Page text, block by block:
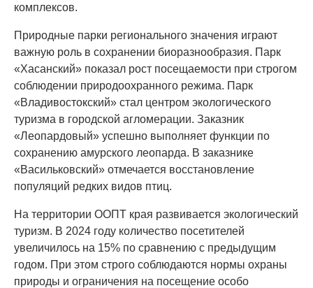
комплексов.
Природные парки регионального значения играют
важную роль в сохранении биоразнообразия. Парк
«Хасанский» показал рост посещаемости при строгом
соблюдении природоохранного режима. Парк
«Владивостокский» стал центром экологического
туризма в городской агломерации. Заказник
«Леопардовый» успешно выполняет функции по
сохранению амурского леопарда. В заказнике
«Васильковский» отмечается восстановление
популяций редких видов птиц.
На территории ООПТ края развивается экологический
туризм. В 2024 году количество посетителей
увеличилось на 15% по сравнению с предыдущим
годом. При этом строго соблюдаются нормы охраны
природы и ограничения на посещение особо